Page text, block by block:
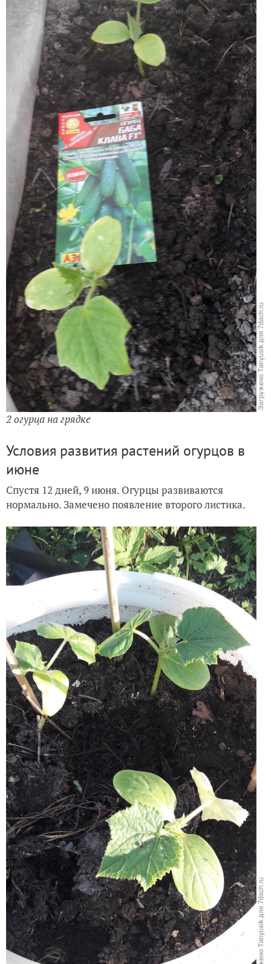
2 огурца на грядке
Условия развития растений огурцов в
июне
Спустя 12 дней, 9 июня. Огурцы развиваются
нормально. Замечено появление второго листика.